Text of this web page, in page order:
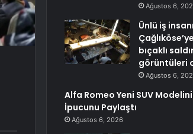
Ağustos 6,
Ünlü iş
bıçaklı
görüntüleri
Ağustos 6,
Alfa Romeo Yeni SUV
İpucunu Paylaştı
Ağustos 6, 2026